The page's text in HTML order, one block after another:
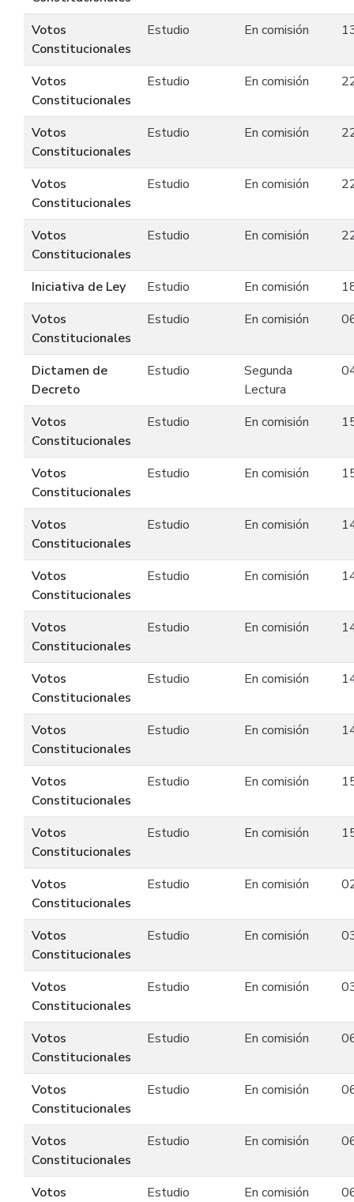
Votos
Constitucionales
Estudio En comisión
Votos
Constitucionales
Estudio En comisión
Votos
Constitucionales
Estudio En comisión
Votos
Constitucionales
Estudio En comisión
Votos
Constitucionales
Estudio En comisión
Iniciativa de Ley Estudio En comisión
Votos
Constitucionales
Estudio En comisión
Dictamen de
Decreto
Estudio
Segunda
Lectura
Votos
Constitucionales
Estudio En comisión
Votos
Constitucionales
Estudio En comisión
Votos
Constitucionales
Estudio En comisión
Votos
Constitucionales
Estudio En comisión
Votos
Constitucionales
Estudio En comisión
Votos
Constitucionales
Estudio En comisión
Votos
Constitucionales
Estudio En comisión
Votos
Constitucionales
Estudio En comisión
Votos
Constitucionales
Estudio En comisión
Votos
Constitucionales
Estudio En comisión
Votos
Constitucionales
Estudio En comisión
Votos
Constitucionales
Estudio En comisión
Votos
Constitucionales
Estudio En comisión
Votos
Constitucionales
Estudio En comisión
Votos
Constitucionales
Estudio En comisión
Votos
Estudio En comisión